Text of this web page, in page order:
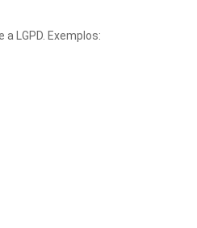
LGPD. Exemplos: